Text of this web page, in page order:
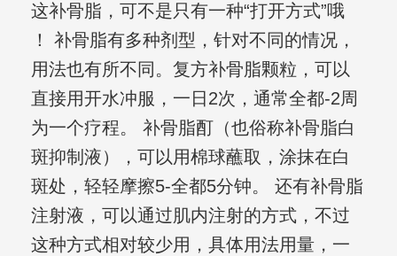
这补骨脂，可不是只有一种“打开方式”哦
！ 补骨脂有多种剂型，针对不同的情况，
用法也有所不同。复方补骨脂颗粒，可以
直接用开水冲服，一日2次，通常全都-2周
为一个疗程。 补骨脂酊（也俗称补骨脂白
斑抑制液），可以用棉球蘸取，涂抹在白
斑处，轻轻摩擦5-全都5分钟。 还有补骨脂
注射液，可以通过肌内注射的方式，不过
这种方式相对较少用，具体用法用量，一